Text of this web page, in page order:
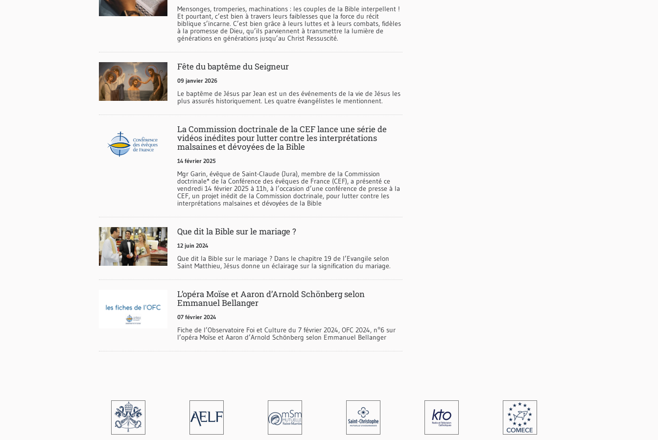
Mensonges, tromperies, machinations : les couples de la Bible interpellent !
Et pourtant, c’est bien à travers leurs faiblesses que la force du récit
biblique s’incarne. C’est bien grâce à leurs luttes et à leurs combats, fidèles
à la promesse de Dieu, qu’ils parviennent à transmettre la lumière de
générations en générations jusqu’au Christ Ressuscité.
Fête du baptême du Seigneur
09 janvier 2026
Le baptême de Jésus par Jean est un des événements de la vie de Jésus les
plus assurés historiquement. Les quatre évangélistes le mentionnent.
La Commission doctrinale de la CEF lance une série de
vidéos inédites pour lutter contre les interprétations
malsaines et dévoyées de la Bible
14 février 2025
Mgr Garin, évêque de Saint-Claude (Jura), membre de la Commission
doctrinale* de la Conférence des évêques de France (CEF), a présenté ce
vendredi 14 février 2025 à 11h, à l’occasion d’une conférence de presse à la
CEF, un projet inédit de la Commission doctrinale, pour lutter contre les
interprétations malsaines et dévoyées de la Bible
Que dit la Bible sur le mariage ?
12 juin 2024
Que dit la Bible sur le mariage ? Dans le chapitre 19 de l’Evangile selon
Saint Matthieu, Jésus donne un éclairage sur la signification du mariage.
L’opéra Moïse et Aaron d’Arnold Schönberg selon
Emmanuel Bellanger
07 février 2024
Fiche de l’Observatoire Foi et Culture du 7 février 2024, OFC 2024, n°6 sur
l’opéra Moïse et Aaron d’Arnold Schönberg selon Emmanuel Bellanger